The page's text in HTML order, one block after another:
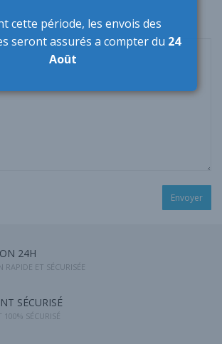
24H
RAPIDE ET SÉCURISÉE
SÉCURISÉ
100% SÉCURISÉ
cette période, les envois des
seront assurés a compter du 24
Août